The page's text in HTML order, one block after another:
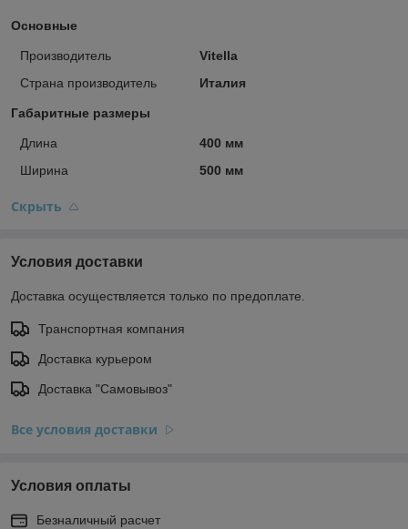
Основные
Производитель
Vitella
Страна производитель
Италия
Габаритные размеры
Длина
400 мм
Ширина
500 мм
Скрыть
Условия доставки
Доставка осуществляется только по предоплате.
Транспортная компания
Доставка курьером
Доставка "Самовывоз"
Все условия доставки
Условия оплаты
Безналичный расчет